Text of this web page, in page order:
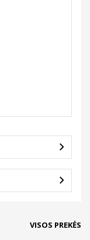
VISOS PREKĖS